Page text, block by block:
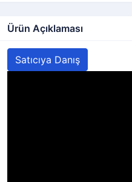
Ürün Açıklaması
Satıcıya Danış